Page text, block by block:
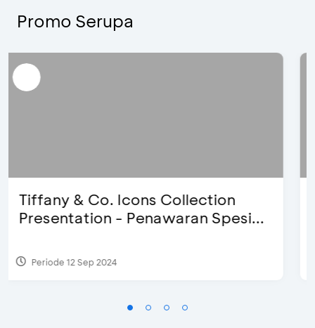
Promo Serupa
Blink Beauty Clinic - Diskon 25% &
Special Bonus
Periode 27 Mar 2025 - 31 Agt 2026